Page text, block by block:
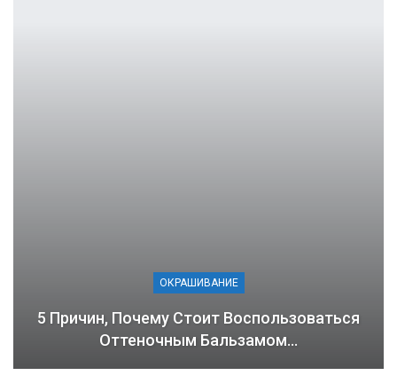
ОКРАШИВАНИЕ
5 Причин, Почему Стоит Воспользоваться
Оттеночным Бальзамом…